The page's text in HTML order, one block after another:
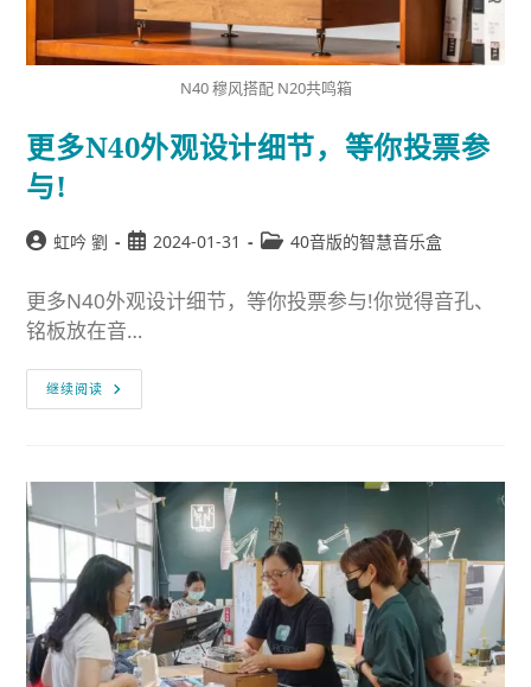
N40 穆风搭配 N20共鸣箱
更多N40外观设计细节，等你投票参
与!
虹吟 劉 2024-01-31 40音版的智慧音乐盒
更多N40外观设计细节，等你投票参与!你觉得音孔、
铭板放在音…
继续阅读